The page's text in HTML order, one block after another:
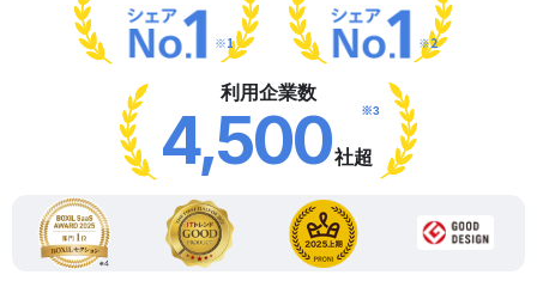
※1 ※2
利用企業数
4,500社超
※3